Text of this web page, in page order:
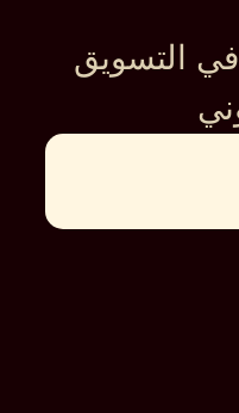
في التسويق